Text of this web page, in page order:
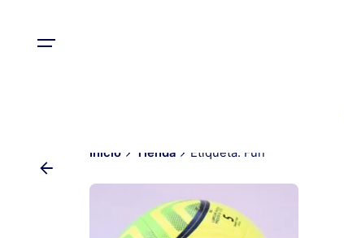
Inicio Tienda Etiqueta: Fun